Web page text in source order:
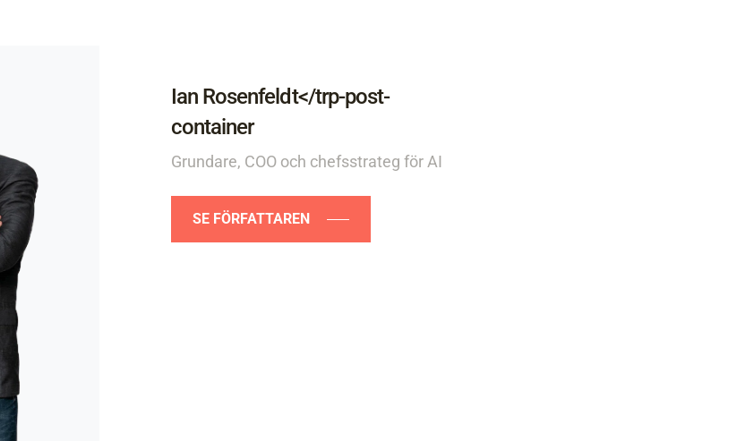
Ian Rosenfeldt</trp-post-
container
Grundare, COO och chefsstrateg för AI
SE FÖRFATTAREN